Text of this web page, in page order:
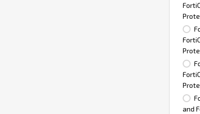
and